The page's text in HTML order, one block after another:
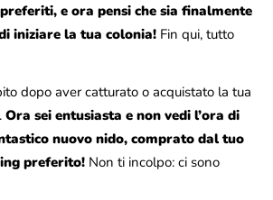
e ora pensi che sia finalmente
iniziare la tua colonia! Fin qui, tutto
dopo aver catturato o acquistato la tua
Ora sei entusiasta e non vedi l’ora di
nuovo nido, comprato dal tuo
preferito! Non ti incolpo: ci sono